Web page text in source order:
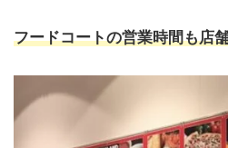
フードコートの営業時間も店